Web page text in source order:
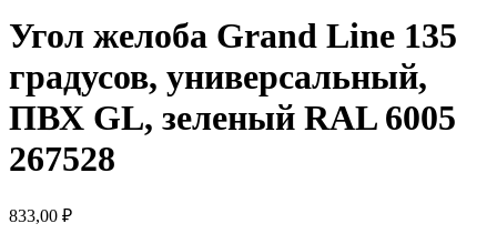
Угол желоба Grand Line 135
градусов, универсальный,
ПВХ GL, зеленый RAL 6005
267528
833,00 ₽